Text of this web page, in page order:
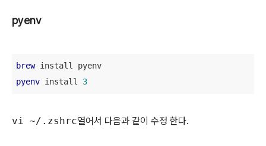
pyenv
brew
pyenv install 3
vi ~/.zshrc열어서 다음과 같이 수정 한다.